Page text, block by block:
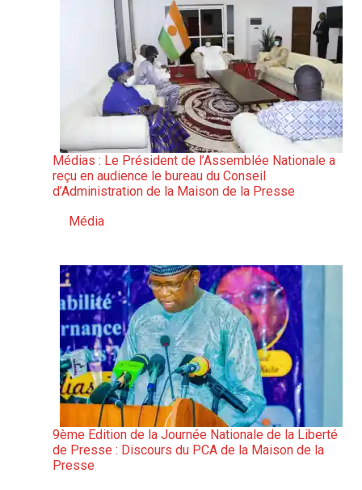
Médias : Le Président de l’Assemblée Nationale a
reçu en audience le bureau du Conseil
d’Administration de la Maison de la Presse
Par rapport à
Média
9ème Edition de la Journée Nationale de la Liberté
de Presse : Discours du PCA de la Maison de la
Presse